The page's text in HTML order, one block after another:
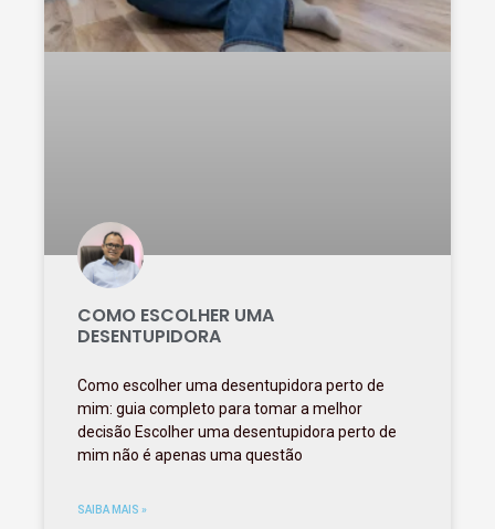
COMO ESCOLHER UMA
DESENTUPIDORA
Como escolher uma desentupidora perto de
mim: guia completo para tomar a melhor
decisão Escolher uma desentupidora perto de
mim não é apenas uma questão
SAIBA MAIS »